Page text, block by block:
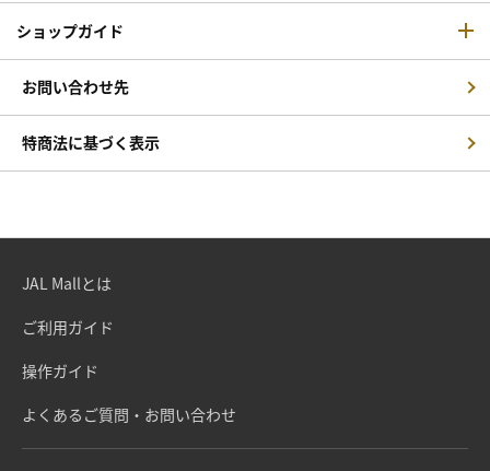
ショップガイド
お問い合わせ先
特商法に基づく表示
JAL Mallとは
ご利用ガイド
操作ガイド
よくあるご質問・お問い合わせ